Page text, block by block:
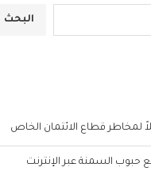
البحث
لمخاطر قطاع الائتمان الخاص
السمنة عبر الإنترنت